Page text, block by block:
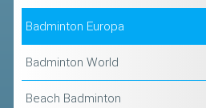
Badminton Europa
Badminton World
Beach Badminton